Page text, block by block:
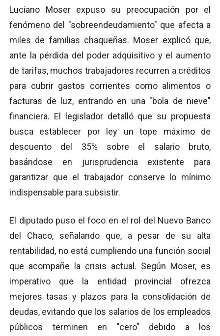
Luciano Moser expuso su preocupación por el
fenómeno del "sobreendeudamiento" que afecta a
miles de familias chaqueñas. Moser explicó que,
ante la pérdida del poder adquisitivo y el aumento
de tarifas, muchos trabajadores recurren a créditos
para cubrir gastos corrientes como alimentos o
facturas de luz, entrando en una "bola de nieve"
financiera. El legislador detalló que su propuesta
busca establecer por ley un tope máximo de
descuento del 35% sobre el salario bruto,
basándose en jurisprudencia existente para
garantizar que el trabajador conserve lo mínimo
indispensable para subsistir.
El diputado puso el foco en el rol del Nuevo Banco
del Chaco, señalando que, a pesar de su alta
rentabilidad, no está cumpliendo una función social
que acompañe la crisis actual. Según Moser, es
imperativo que la entidad provincial ofrezca
mejores tasas y plazos para la consolidación de
deudas, evitando que los salarios de los empleados
públicos terminen en "cero" debido a los